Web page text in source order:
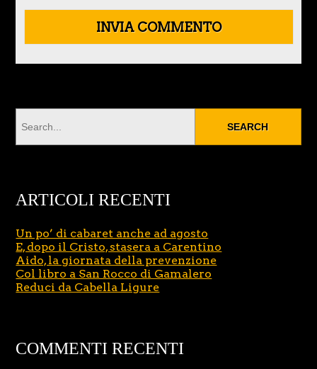
ARTICOLI RECENTI
Un po’ di cabaret anche ad agosto
E, dopo il Cristo, stasera a Carentino
Aido, la giornata della prevenzione
Col libro a San Rocco di Gamalero
Reduci da Cabella Ligure
COMMENTI RECENTI